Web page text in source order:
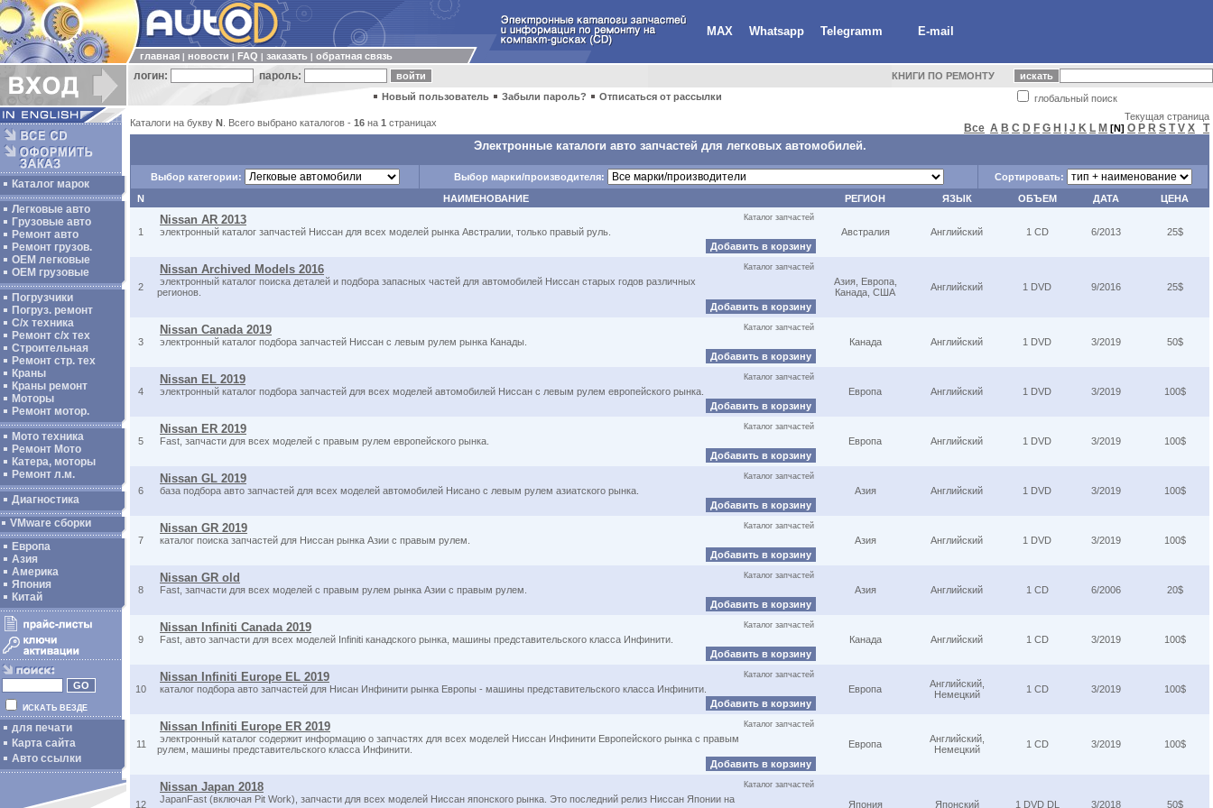
MAX Whatsapp Telegramm E-mail
главная новости FAQ заказать обратная связь
логин: пароль: КНИГИ ПО РЕМОНТУ
глобальный поиск
Новый пользователь Забыли пароль? Отписаться от рассылки
Каталог марок
Легковые авто
Грузовые авто
Ремонт авто
Ремонт грузов.
ОЕМ легковые
OEM грузовые
Погрузчики
Погруз. ремонт
С/х техника
Ремонт с/х тех
Строительная
Ремонт стр. тех
Краны
Краны ремонт
Моторы
Ремонт мотор.
Мото техника
Ремонт Мото
Катера, моторы
Ремонт л.м.
Диагностика
VMware сборки
Европа
Азия
Америка
Япония
Китай
ИСКАТЬ ВЕЗДЕ
для печати
Карта сайта
Авто ссылки
Каталоги на букву N . Всего выбрано каталогов - 16 на 1 страницах
Текущая страница
Все A B C D F G H J K L M [N] O P R S T V X Т
Электронные каталоги авто запчастей для легковых автомобилей.
Выбор категории: Выбор марки/производителя:
Сортировать:
N
НАИМЕНОВАНИЕ РЕГИОН ЯЗЫК ОБЪЕМ ДАТА ЦЕНА
1
Nissan AR 2013
электронный каталог запчастей Ниссан для всех моделей рынка Австралии, только правый руль.
Каталог запчастей
Добавить в корзину
Австралия Английский 1 CD 6/2013 25$
2
Nissan Archived Models 2016
электронный каталог поиска деталей и подбора запасных частей для автомобилей Ниссан старых годов различных
регионов.
Каталог запчастей
Добавить в корзину
Азия, Европа,
Канада, США
Английский 1 DVD 9/2016 25$
3
Nissan Canada 2019
электронный каталог подбора запчастей Ниссан с левым рулем рынка Канады.
Каталог запчастей
Добавить в корзину
Канада Английский 1 DVD 3/2019 50$
4
Nissan EL 2019
электронный каталог подбора запчастей для всех моделей автомобилей Ниссан с левым рулем европейского рынка.
Каталог запчастей
Добавить в корзину
Европа Английский 1 DVD 3/2019 100$
5
Nissan ER 2019
Fast, запчасти для всех моделей с правым рулем европейского рынка.
Каталог запчастей
Добавить в корзину
Европа Английский 1 DVD 3/2019 100$
6
Nissan GL 2019
база подбора авто запчастей для всех моделей автомобилей Нисано с левым рулем азиатского рынка.
Каталог запчастей
Добавить в корзину
Азия Английский 1 DVD 3/2019 100$
7
Nissan GR 2019
каталог поиска запчастей для Ниссан рынка Азии с правым рулем.
Каталог запчастей
Добавить в корзину
Азия Английский 1 DVD 3/2019 100$
8
Nissan GR old
Fast, запчасти для всех моделей с правым рулем рынка Азии с правым рулем.
Каталог запчастей
Добавить в корзину
Азия Английский 1 CD 6/2006 20$
9
Nissan Infiniti Canada 2019
Fast, авто запчасти для всех моделей Infiniti канадского рынка, машины представительского класса Инфинити.
Каталог запчастей
Добавить в корзину
Канада Английский 1 CD 3/2019 100$
10
Nissan Infiniti Europe EL 2019
каталог подбора авто запчастей для Нисан Инфинити рынка Европы - машины представительского класса Инфинити.
Каталог запчастей
Добавить в корзину
Европа
Английский,
Немецкий
1 CD 3/2019 100$
11
Nissan Infiniti Europe ER 2019
электронный каталог содержит информацию о запчастях для всех моделей Ниссан Инфинити Европейского рынка с правым
рулем, машины представительского класса Инфинити.
Каталог запчастей
Добавить в корзину
Европа
Английский,
Немецкий
1 CD 3/2019 100$
12
Nissan Japan 2018
JapanFast (включая Pit Work), запчасти для всех моделей Ниссан японского рынка. Это последний релиз Ниссан Японии на
Каталог запчастей
Япония Японский 1 DVD DL 3/2018 50$